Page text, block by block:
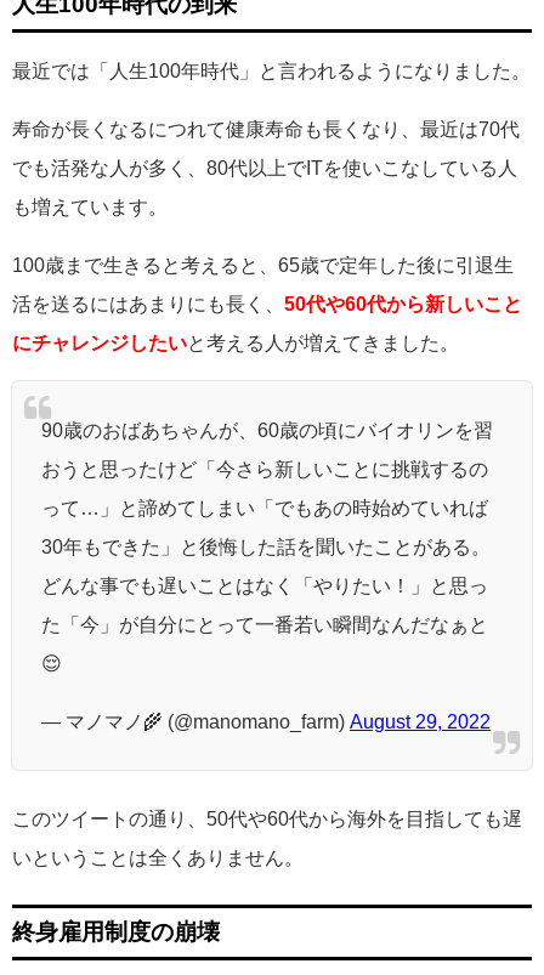
最近では「人生100年時代」と言われるようになりました。
寿命が長くなるにつれて健康寿命も長くなり、最近は70代
でも活発な人が多く、80代以上でITを使いこなしている人
も増えています。
100歳まで生きると考えると、65歳で定年した後に引退生
活を送るにはあまりにも長く、 50代や60代から新しいこと
にチャレンジしたいと考える人が増えてきました。
90歳のおばあちゃんが、60歳の頃にバイオリンを習
おうと思ったけど「今さら新しいことに挑戦するの
って…」と諦めてしまい「でもあの時始めていれば
30年もできた」と後悔した話を聞いたことがある。
どんな事でも遅いことはなく「やりたい！」と思っ
た「今」が自分にとって一番若い瞬間なんだなぁと
😌
— マノマノ🌾 (@manomano_farm) August 29, 2022
このツイートの通り、50代や60代から海外を目指しても遅
いということは全くありません。
終身雇用制度の崩壊